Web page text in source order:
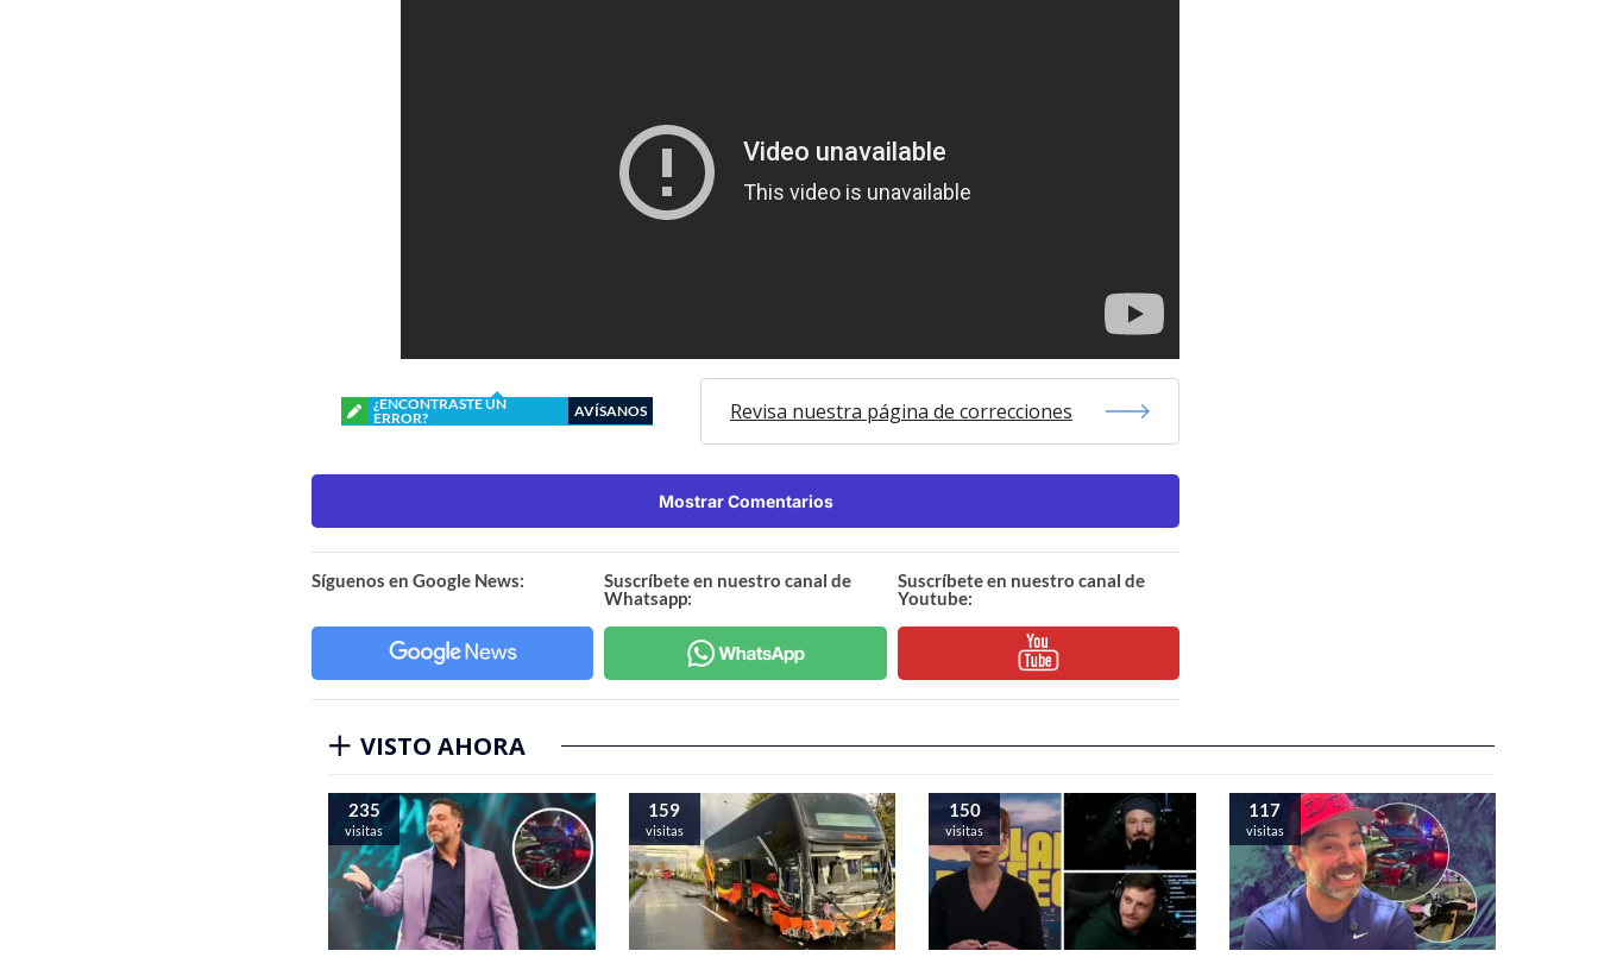
¿ENCONTRASTE UN
ERROR?
AVÍSANOS Revisa nuestra página de correcciones
Mostrar Comentarios
Síguenos en Google News:
Suscríbete en nuestro canal de
Whatsapp:
Suscríbete en nuestro canal de
Youtube:
VISTO AHORA
235
visitas
159
visitas
150
visitas
117
visitas